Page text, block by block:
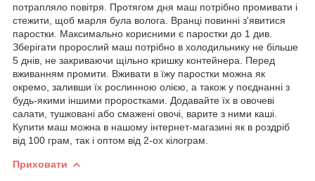
потрапляло повітря. Протягом дня маш потрібно промивати і
стежити, щоб марля була волога. Вранці повинні з'явитися
паростки. Максимально корисними є паростки до 1 див.
Зберігати пророслий маш потрібно в холодильнику не більше
5 днів, не закриваючи щільно кришку контейнера. Перед
вживанням промити. Вживати в їжу паростки можна як
окремо, заливши їх рослинною олією, а також у поєднанні з
будь-якими іншими проростками. Додавайте їх в овочеві
салати, тушковані або смажені овочі, варите з ними каші.
Купити маш можна в нашому інтернет-магазині як в роздріб
від 100 грам, так і оптом від 2-ох кілограм.
Приховати